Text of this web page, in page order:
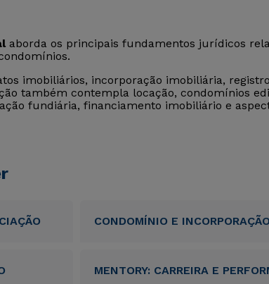
aborda os principais fundamentos jurídicos
imobiliários, incorporação imobiliária,
também contempla locação, condomínios
fundiária, financiamento imobiliário e
CONDOMÍNIO E
MENTORY: CARREIRA E